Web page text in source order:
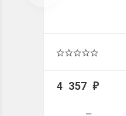
4 357 ₽